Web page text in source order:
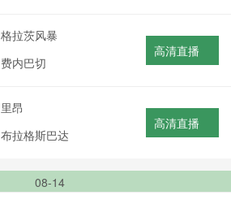
格拉茨风暴
费内巴切
高清直播
里昂
布拉格斯巴达
高清直播
08-14